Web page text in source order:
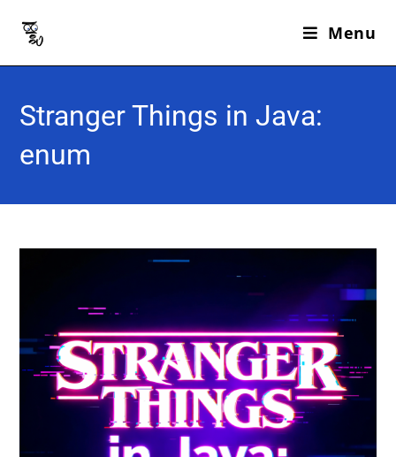
Menu
Stranger Things in Java:
enum